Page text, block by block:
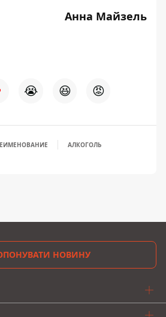
Анна Майзель
😭 😆 😡
АЛКОГОЛЬ
НОВИНУ